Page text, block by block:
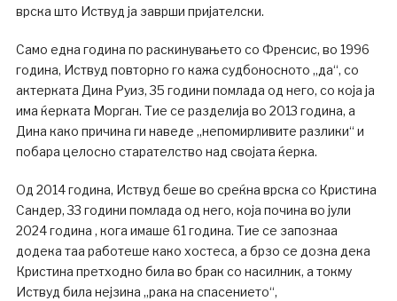
врска што Иствуд ја заврши пријателски.
Само една година по раскинувањето со Френсис, во 1996
година, Иствуд повторно го кажа судбоносното „да“, со
актерката Дина Руиз, 35 години помлада од него, со која ја
има ќерката Морган. Тие се разделија во 2013 година, а
Дина како причина ги наведе „непомирливите разлики“ и
побара целосно старателство над својата ќерка.
Од 2014 година, Иствуд беше во среќна врска со Кристина
Сандер, 33 години помлада од него, која почина во јули
2024 година , кога имаше 61 година. Тие се запознаа
додека таа работеше како хостеса, а брзо се дозна дека
Кристина претходно била во брак со насилник, а токму
Иствуд била нејзина „рака на спасението“,